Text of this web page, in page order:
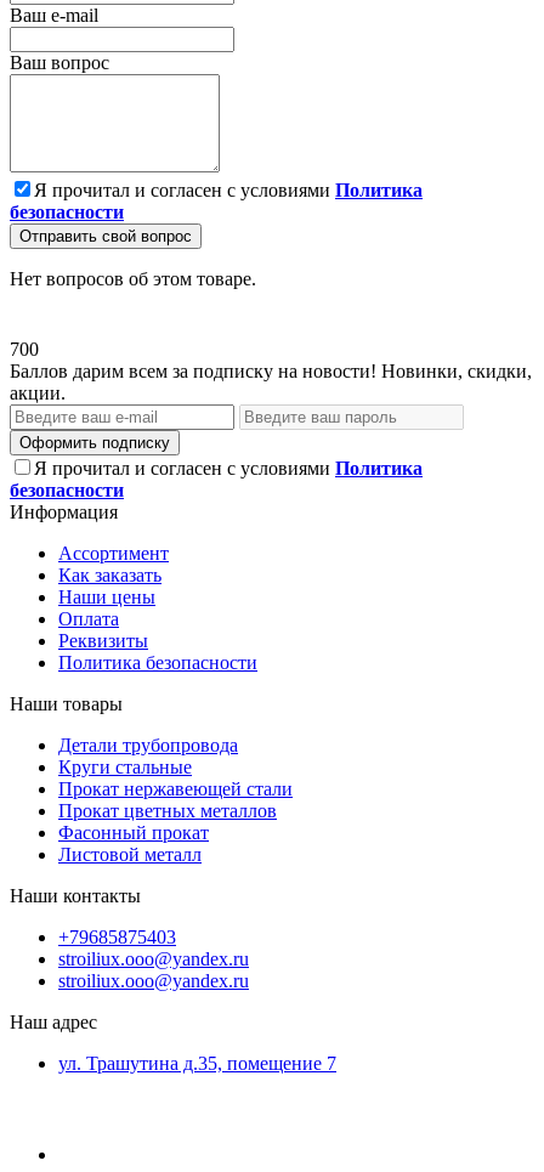
Ваш e-mail
Ваш вопрос
Я прочитал и согласен с условиями Политика
безопасности
Отправить свой вопрос
Нет вопросов об этом товаре.
700
Баллов дарим всем за подписку на новости! Новинки, скидки,
акции.
Оформить подписку
Я прочитал и согласен с условиями Политика
безопасности
Информация
Ассортимент
Как заказать
Наши цены
Оплата
Реквизиты
Политика безопасности
Наши товары
Детали трубопровода
Круги стальные
Прокат нержавеющей стали
Прокат цветных металлов
Фасонный прокат
Листовой металл
Наши контакты
+79685875403
stroiliux.ooo@yandex.ru
stroiliux.ooo@yandex.ru
Наш адрес
ул. Трашутина д.35, помещение 7